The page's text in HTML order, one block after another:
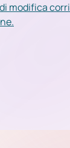
modifica